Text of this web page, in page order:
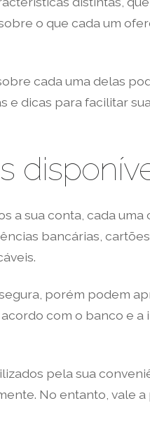
o que cada um
cada uma delas
e dicas para facilitar
a sua conta, cada
bancárias,
porém podem
com o banco e
pela sua
No entanto, vale